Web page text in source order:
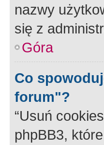
nazwy
się z
Góra
Co
forum"?
“Usuń
phpBB3,